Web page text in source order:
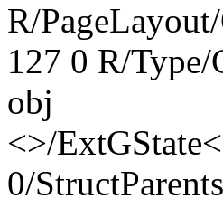
R/
127 0 R/
obj
<>/
0/